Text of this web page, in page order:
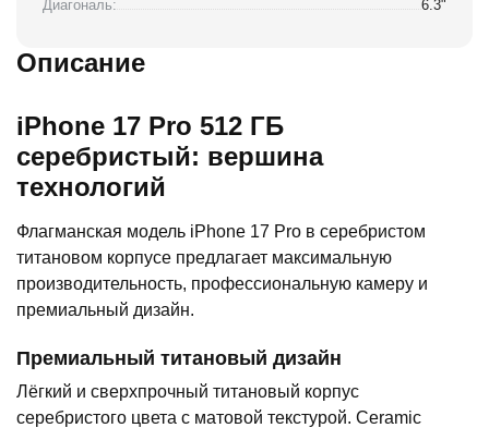
Диагональ: 6.3"
Описание
iPhone 17 Pro 512 ГБ
серебристый: вершина
технологий
Флагманская модель iPhone 17 Pro в серебристом
титановом корпусе предлагает максимальную
производительность, профессиональную камеру и
премиальный дизайн.
Премиальный титановый дизайн
Лёгкий и сверхпрочный титановый корпус
серебристого цвета с матовой текстурой. Ceramic